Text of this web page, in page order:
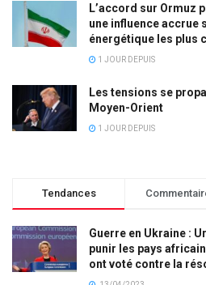
L’accord sur Ormuz
une influence accrue
énergétique les plus
1 JOUR DEPUIS
Les tensions se
Moyen-Orient
1 JOUR DEPUIS
Tendances
Guerre en Ukraine :
punir les pays
ont voté contre la